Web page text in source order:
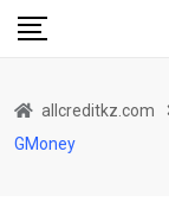
Skip
allcreditkz.com
GMoney